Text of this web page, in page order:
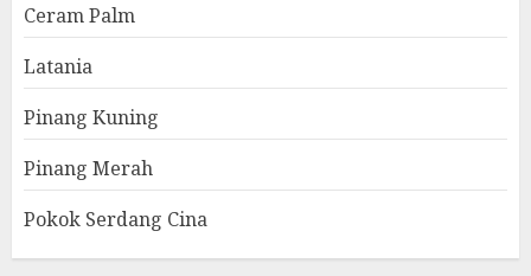
Ceram Palm
Latania
Pinang Kuning
Pinang Merah
Pokok Serdang Cina